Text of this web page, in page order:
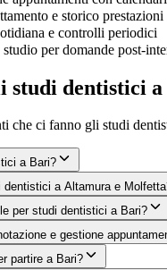
e storico prestazioni
e controlli periodici
per domande post-
studi dentistici a
che ci fanno gli studi
a Bari?
dentistici a Altamura e
per studi dentistici a Bari?
e gestione
partire a Bari?